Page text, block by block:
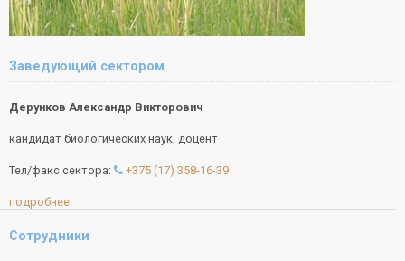
Заведующий сектором
Дерунков Александр Викторович
кандидат биологических наук, доцент
Тел/факс сектора: +375 (17) 358-16-39
подробнее
Сотрудники